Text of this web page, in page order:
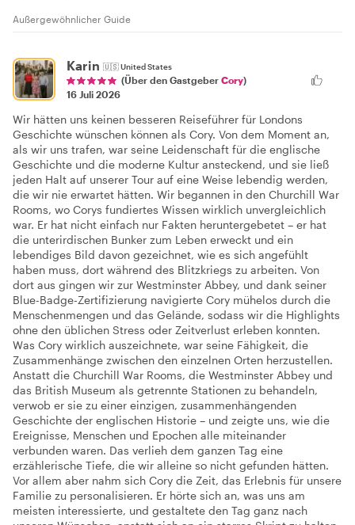
Außergewöhnlicher Guide
Karin 🇺🇸United States
(Über den Gastgeber Cory)
16 Juli 2026
Wir hätten uns keinen besseren Reiseführer für Londons
Geschichte wünschen können als Cory. Von dem Moment an,
als wir uns trafen, war seine Leidenschaft für die englische
Geschichte und die moderne Kultur ansteckend, und sie ließ
jeden Halt auf unserer Tour auf eine Weise lebendig werden,
die wir nie erwartet hätten. Wir begannen in den Churchill War
Rooms, wo Corys fundiertes Wissen wirklich unvergleichlich
war. Er hat nicht einfach nur Fakten heruntergebetet – er hat
die unterirdischen Bunker zum Leben erweckt und ein
lebendiges Bild davon gezeichnet, wie es sich angefühlt
haben muss, dort während des Blitzkriegs zu arbeiten. Von
dort aus gingen wir zur Westminster Abbey, und dank seiner
Blue-Badge-Zertifizierung navigierte Cory mühelos durch die
Menschenmengen und das Gelände, sodass wir die Highlights
ohne den üblichen Stress oder Zeitverlust erleben konnten.
Was Cory wirklich auszeichnete, war seine Fähigkeit, die
Zusammenhänge zwischen den einzelnen Orten herzustellen.
Anstatt die Churchill War Rooms, die Westminster Abbey und
das British Museum als getrennte Stationen zu behandeln,
verwob er sie zu einer einzigen, zusammenhängenden
Geschichte der englischen Historie – und zeigte uns, wie die
Ereignisse, Menschen und Epochen alle miteinander
verbunden waren. Das verlieh dem ganzen Tag eine
erzählerische Tiefe, die wir alleine so nicht gefunden hätten.
Vor allem aber nahm sich Cory die Zeit, das Erlebnis für unsere
Familie zu personalisieren. Er hörte sich an, was uns am
meisten interessierte, und gestaltete den Tag ganz nach